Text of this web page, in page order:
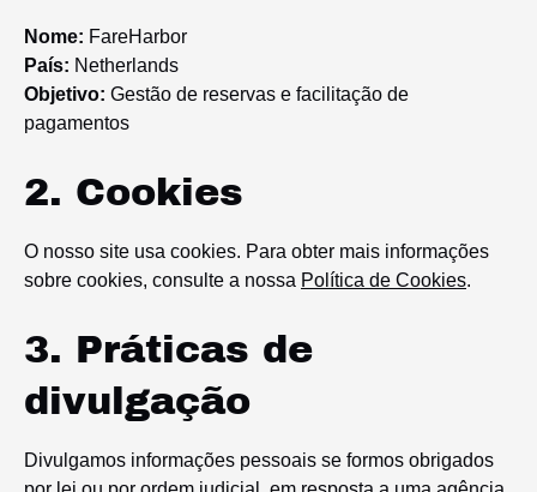
Nome: FareHarbor
País: Netherlands
Objetivo: Gestão de reservas e facilitação de
pagamentos
2. Cookies
O nosso site usa cookies. Para obter mais informações
sobre cookies, consulte a nossa Política de Cookies.
3. Práticas de
divulgação
Divulgamos informações pessoais se formos obrigados